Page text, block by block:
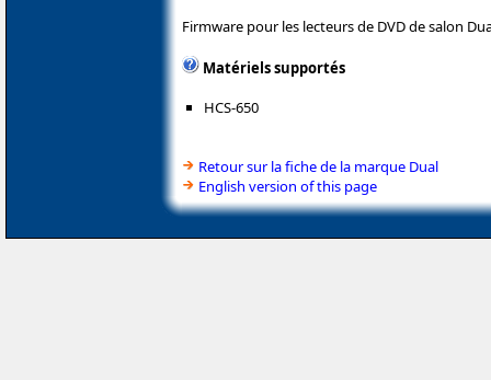
Firmware pour les lecteurs de DVD de salon
Matériels supportés
HCS-650
Retour sur la fiche de la marque Dual
English version of this page